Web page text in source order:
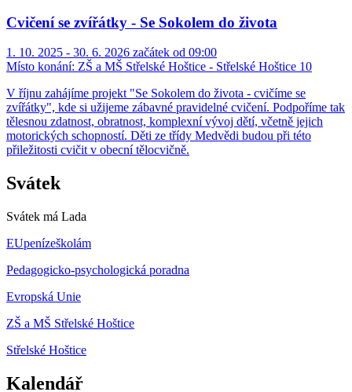
Cvičení se zvířátky - Se Sokolem do života
1. 10. 2025 - 30. 6. 2026 začátek od 09:00
Místo konání: ZŠ a MŠ Střelské Hoštice - Střelské Hoštice 10
V říjnu zahájíme projekt "Se Sokolem do života - cvičíme se
zvířátky", kde si užijeme zábavné pravidelné cvičení. Podpoříme tak
tělesnou zdatnost, obratnost, komplexní vývoj dětí, včetně jejich
motorických schopností. Děti ze třídy Medvědi budou při této
přiležitosti cvičit v obecní tělocvičně.
Svátek
Svátek má Lada
EUpenízeškolám
Pedagogicko-psychologická poradna
Evropská Unie
ZŠ a MŠ Střelské Hoštice
Střelské Hoštice
Kalendář